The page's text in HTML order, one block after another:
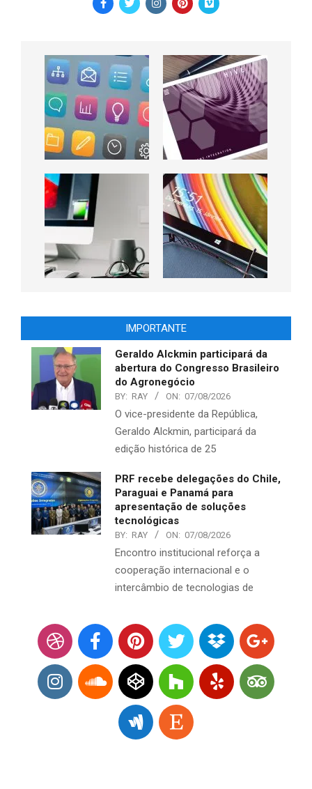
IMPORTANTE
Geraldo Alckmin participará da
abertura do Congresso Brasileiro
do Agronegócio
BY: RAY ON: 07/08/2026
O vice-presidente da República,
Geraldo Alckmin, participará da
edição histórica de 25
PRF recebe delegações do Chile,
Paraguai e Panamá para
apresentação de soluções
tecnológicas
BY: RAY ON: 07/08/2026
Encontro institucional reforça a
cooperação internacional e o
intercâmbio de tecnologias de